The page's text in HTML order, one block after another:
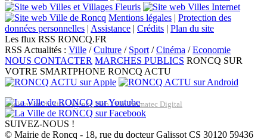
Mentions légales | Protection des
données personnelles | Assistance | Crédits | Plan du site
Les flux RSS RONCQ.FR
RSS Actualités : Ville /Culture / Sport /Cinéma /Economie
NOUS CONTACTER MARCHES PUBLICS RONCQ SUR
VOTRE SMARTPHONE RONCQ ACTU
Réalisation du site: Agence Web Lille Promatec Digital
SUIVEZ-NOUS !
© Mairie de Roncq - 18, rue du docteur Galissot CS 30120 59436